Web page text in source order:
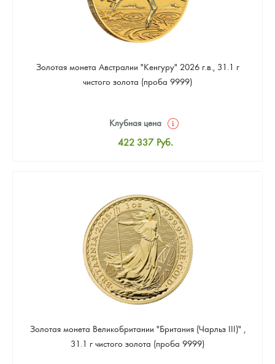
Золотая монета Австралии "Кенгуру" 2026 г.в., 31.1 г
чистого золота (проба 9999)
Клубная цена
422 337 Руб.
389 285 Руб.
Золотая монета Великобритании "Британия (Чарльз III)" ,
31.1 г чистого золота (проба 9999)